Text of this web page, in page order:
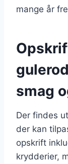
mange år
smag
Der findes
der kan
opskrift
krydderier,